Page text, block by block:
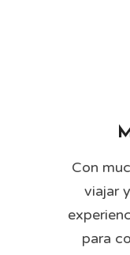
Con
viajar
para